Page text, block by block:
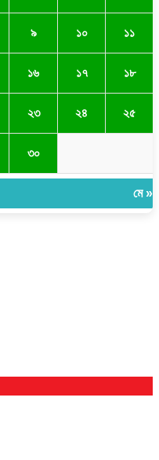
৯ ১০ ১১
১৬ ১৭ ১৮
২৩ ২৪ ২৫
৩০
মে »